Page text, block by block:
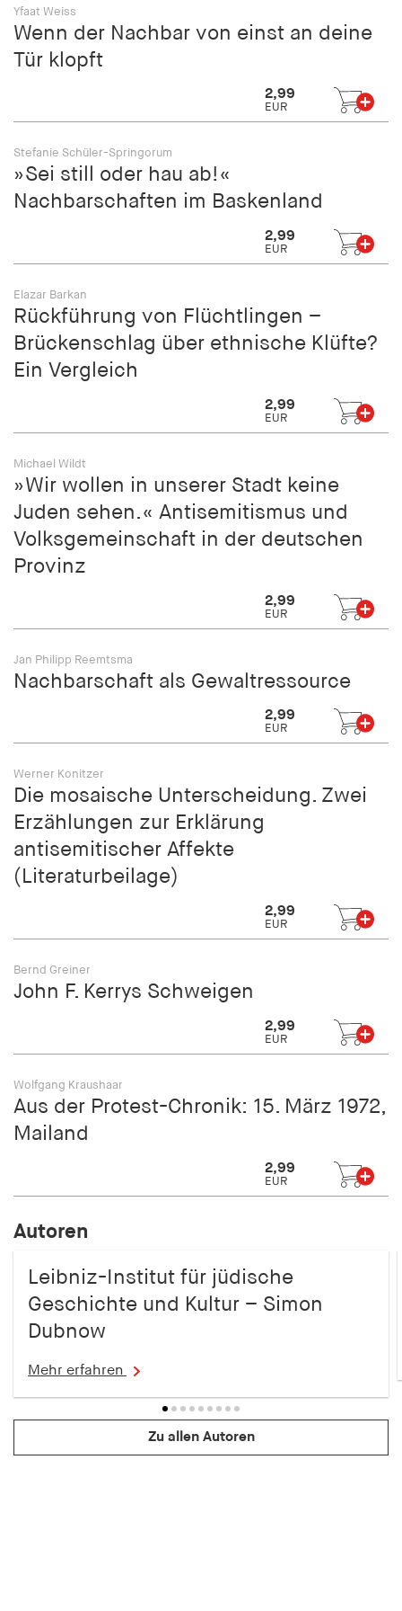
Yfaat Weiss
Wenn der Nachbar von einst an deine
Tür klopft
2,99
EUR
Stefanie Schüler-Springorum
»Sei still oder hau ab!«
Nachbarschaften im Baskenland
2,99
EUR
Elazar Barkan
Rückführung von Flüchtlingen –
Brückenschlag über ethnische Klüfte?
Ein Vergleich
2,99
EUR
Michael Wildt
»Wir wollen in unserer Stadt keine
Juden sehen.« Antisemitismus und
Volksgemeinschaft in der deutschen
Provinz
2,99
EUR
Jan Philipp Reemtsma
Nachbarschaft als Gewaltressource
2,99
EUR
Werner Konitzer
Die mosaische Unterscheidung. Zwei
Erzählungen zur Erklärung
antisemitischer Affekte
(Literaturbeilage)
2,99
EUR
Bernd Greiner
John F. Kerrys Schweigen
2,99
EUR
Wolfgang Kraushaar
Aus der Protest-Chronik: 15. März 1972,
Mailand
2,99
EUR
Autoren
Leibniz-Institut für jüdische
Geschichte und Kultur – Simon
Dubnow
Mehr erfahren
Zu allen Autoren
fonts_loaded
Anbieter:
hamburger-edition.de